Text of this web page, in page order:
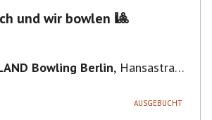
und wir bowlen 🎱
Bowling Berlin, Hansastraße
AUSGEBUCHT